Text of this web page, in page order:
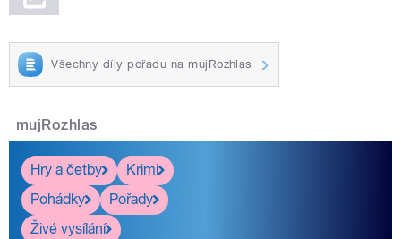
Všechny díly pořadu na mujRozhlas
mujRozhlas
Hry a četby
Krimi
Pohádky
Pořady
Živé vysílání